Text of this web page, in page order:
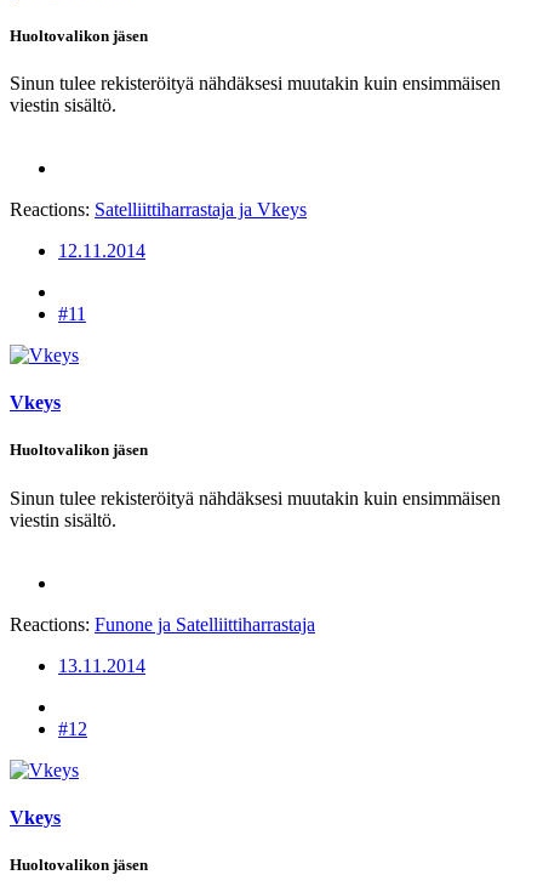
Huoltovalikon jäsen
Sinun tulee rekisteröityä nähdäksesi muutakin kuin ensimmäisen
viestin sisältö.
Reactions: Satelliittiharrastaja ja Vkeys
12.11.2014
#11
Vkeys
Huoltovalikon jäsen
Sinun tulee rekisteröityä nähdäksesi muutakin kuin ensimmäisen
viestin sisältö.
Reactions: Funone ja Satelliittiharrastaja
13.11.2014
#12
Vkeys
Huoltovalikon jäsen